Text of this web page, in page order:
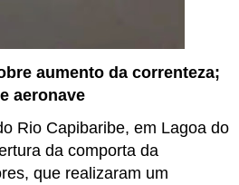
aumento da correnteza;
aeronave
Rio Capibaribe, em Lagoa do
da comporta da
que realizaram um